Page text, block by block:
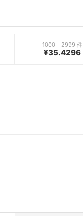
1000 – 2999 件
¥35.4296